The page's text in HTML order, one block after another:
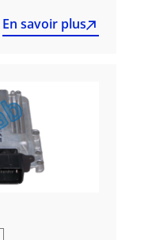
En savoir plus